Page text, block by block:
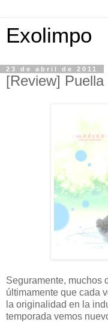
Exolimpo
23 de abril de 2011
[Review]
Seguramente, muchos
últimamente que cada
la originalidad en la
temporada vemos